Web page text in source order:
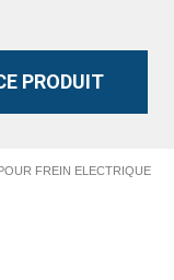
FREIN ELECTRIQUE
PRODUIT